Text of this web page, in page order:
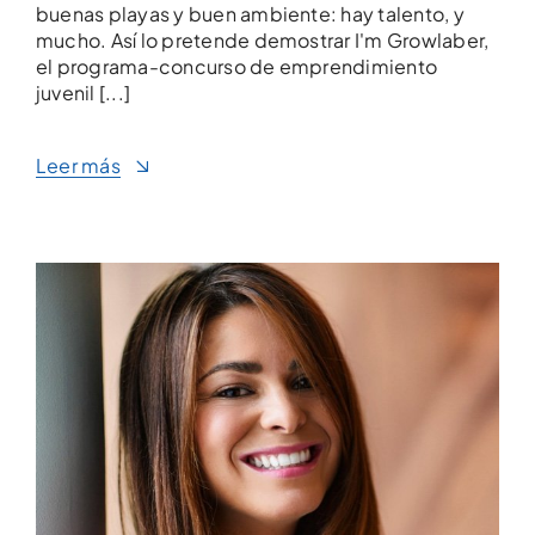
buenas playas y buen ambiente: hay talento, y
mucho. Así lo pretende demostrar I'm Growlaber,
el programa-concurso de emprendimiento
juvenil [...]
Leer más